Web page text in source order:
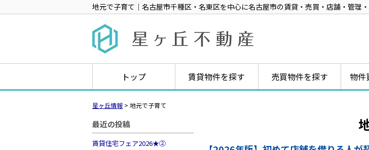
地元で子育て｜名古屋市千種区・名東区を中心に名古屋市の賃貸・売買・店舗・管理
トップ 賃貸物件を探す 売買物件を探す 物件
星ヶ丘情報 > 地元で子育て
最近の投稿
賃貸住宅フェア2026★➁